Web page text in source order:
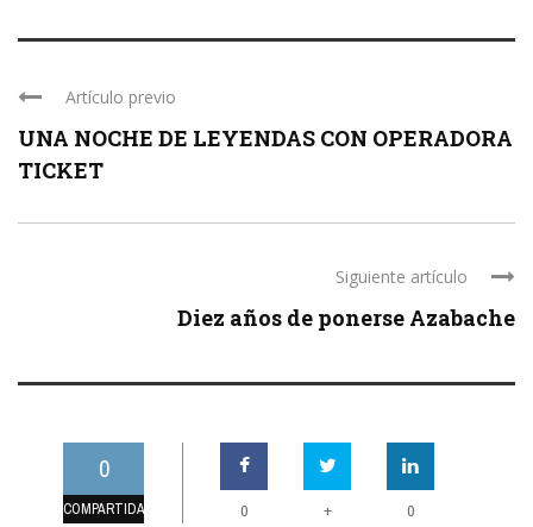
Artículo previo
UNA NOCHE DE LEYENDAS CON OPERADORA
TICKET
Siguiente artículo
Diez años de ponerse Azabache
0
COMPARTIDAS 0 + 0